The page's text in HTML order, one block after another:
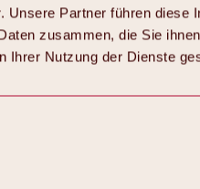
Unsere Partner führen diese
zusammen, die Sie
Ihrer Nutzung der Dienste